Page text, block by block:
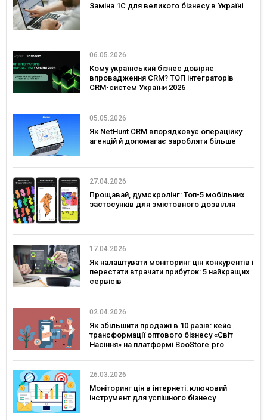
Заміна 1С для великого бізнесу в Україні
06.05.2026
Кому український бізнес довіряє
впровадження CRM? ТОП інтеграторів
CRM-систем України 2026
05.05.2026
Як NetHunt CRM впорядковує операційку
агенцій й допомагає заробляти більше
27.04.2026
Прощавай, думскролінг: Топ-5 мобільних
застосунків для змістовного дозвілля
17.04.2026
Як налаштувати моніторинг цін конкурентів і
перестати втрачати прибуток: 5 найкращих
сервісів
02.04.2026
Як збільшити продажі в 10 разів: кейс
трансформації оптового бізнесу «Світ
Насіння» на платформі BooStore.pro
26.03.2026
Моніторинг цін в інтернеті: ключовий
інструмент для успішного бізнесу